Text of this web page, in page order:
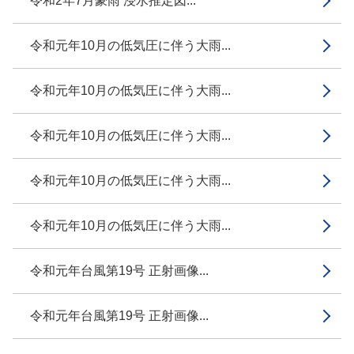
令和元年10月の低気圧に伴う大雨...
令和元年10月の低気圧に伴う大雨...
令和元年10月の低気圧に伴う大雨...
令和元年10月の低気圧に伴う大雨...
令和元年10月の低気圧に伴う大雨...
令和元年台風第19号 正射画像...
令和元年台風第19号 正射画像...